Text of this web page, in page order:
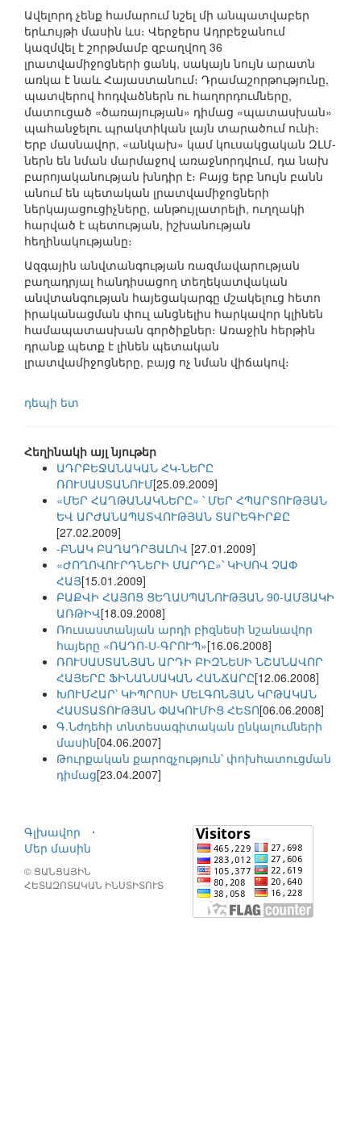
Ավելորդ չենք համարում նշել մի անպատվաբեր
երևույթի մասին ևս։ Վերջերս Ադրբեջանում
կազմվել է շորթմամբ զբաղվող 36
լրատվամիջոցների ցանկ, սակայն նույն արատն
առկա է նաև Հայաստանում։ Դրամաշորթությունը,
պատվերով հոդվածներն ու հաղորդումները,
մատուցած «ծառայության» դիմաց «պատասխան»
պահանջելու պրակտիկան լայն տարածում ունի։
Երբ մասնավոր, «անկախ» կամ կուսակցական ԶԼՄ-
ներն են նման մարմաջով առաջնորդվում, դա նախ
բարոյականության խնդիր է։ Բայց երբ նույն բանն
անում են պետական լրատվամիջոցների
ներկայացուցիչները, անթույլատրելի, ուղղակի
հարված է պետության, իշխանության
հեղինակությանը։
Ազգային անվտանգության ռազմավարության
բաղադրյալ հանդիսացող տեղեկատվական
անվտանգության հայեցակարգը մշակելուց հետո
իրականացման փուլ անցնելիս հարկավոր կլինեն
համապատասխան գործիքներ։ Առաջին հերթին
դրանք պետք է լինեն պետական
լրատվամիջոցները, բայց ոչ նման վիճակով։
դեպի ետ
Հեղինակի այլ նյութեր
ԱԴՐԲԵՋԱՆԱԿԱՆ ՀԿ-ՆԵՐԸ
ՌՈՒՍԱՍՏԱՆՈՒՄ[25.09.2009]
«ՄԵՐ ՀԱՂԹԱՆԱԿՆԵՐԸ» ՝ ՄԵՐ ՀՊԱՐՏՈՒԹՅԱՆ
ԵՎ ԱՐԺԱՆԱՊԱՏՎՈՒԹՅԱՆ ՏԱՐԵԳԻՐՔԸ
[27.02.2009]
-ԲՆԱԿ ԲԱՂԱԴՐՅԱԼՈՎ [27.01.2009]
«ԺՈՂՈՎՈՒՐԴՆԵՐԻ ՄԱՐԴԸ»՝ ԿԻՍՈՎ ՉԱՓ
ՀԱՅ[15.01.2009]
ԲԱՔՎԻ ՀԱՅՈՑ ՑԵՂԱՍՊԱՆՈՒԹՅԱՆ 90-ԱՄՅԱԿԻ
ԱՌԹԻՎ[18.09.2008]
Ռուսաստանյան արդի բիզնեսի նշանավոր
հայերը «ՌԱԴՈ-Ս-ԳՐՈՒՊ»[16.06.2008]
ՌՈՒՍԱՍՏԱՆՅԱՆ ԱՐԴԻ ԲԻԶՆԵՍԻ ՆՇԱՆԱՎՈՐ
ՀԱՅԵՐԸ ՖԻՆԱՆՍԱԿԱՆ ՀԱՆՃԱՐԸ[12.06.2008]
ԽՈՒՄՀԱՐ՝ ԿԻՊՐՈՍԻ ՄԵԼԳՈՆՅԱՆ ԿՐԹԱԿԱՆ
ՀԱՍՏԱՏՈՒԹՅԱՆ ՓԱԿՈՒՄԻՑ ՀԵՏՈ[06.06.2008]
Գ.Նժդեհի տնտեսագիտական ընկալումների
մասին[04.06.2007]
Թուրքական քարոզչություն՝ փոխհատուցման
դիմաց[23.04.2007]
Գլխավոր
⋅
Մեր մասին
© ՑԱՆՑԱՅԻՆ
ՀԵՏԱԶՈՏԱԿԱՆ ԻՆՍՏԻՏՈՒՏ